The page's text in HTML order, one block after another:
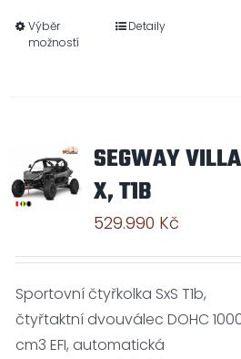
Výběr
možností
Detaily
SEGWAY
X, T1B
529.990 Kč
Sportovní čtyřkolka SxS T1b,
čtyřtaktní dvouválec DOHC
cm3 EFI, automatická